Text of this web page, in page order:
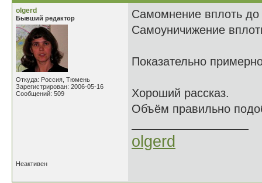
olgerd
Бывший редактор
Откуда: Россия, Тюмень
Зарегистрирован: 2006-05-16
Сообщений: 509
Самомнение вплоть до
Самоуничижение
Показательно
Хороший рассказ.
Объём правильно
olgerd
Неактивен